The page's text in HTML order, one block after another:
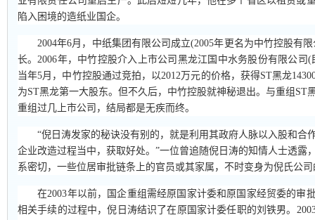
陷入困境的造纸业国企。
2004年6月，中纸集团有限公司成立(2005年更名为中竹控股有限
长。2006年，中竹控股介入上市公司黑龙江国中水务股份有限公司(
当年5月，中竹控股通过竞拍，以2012万元的价格，获得ST黑龙
为ST黑龙第一大股东。但不久后，中竹控股就神秘退出。与重组ST
重组过几上市公司，结局都是无疾而终。
“倪日涛发家的秘诀没有别的，就是利用其政府人脉以入股和合
企业改造过程当中，获取好处。”一位曾追随倪日涛的知情人士透露
系密切，一些位居审批链条上的官员或其家属，不时变身为倪氏公
在2003年以前，国企重组需经原国家计委和原国家经贸委的审
相关手续的过程中，倪日涛结识了在原国家计委任职的刘铁男。